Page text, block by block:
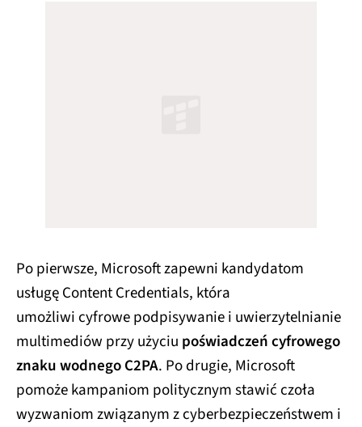
Po pierwsze, Microsoft zapewni kandydatom
usługę Content Credentials, która
umożliwi cyfrowe podpisywanie i uwierzytelnianie
multimediów przy użyciu poświadczeń cyfrowego
znaku wodnego C2PA. Po drugie, Microsoft
pomoże kampaniom politycznym stawić czoła
wyzwaniom związanym z cyberbezpieczeństwem i